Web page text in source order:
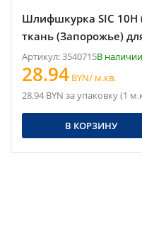
Шлифшкурка SIC 10H
ткань (Запорожье)
Артикул: 3540715В наличии
28.94 BYN/ м.кв.
28.94 BYN за упаковку (1
В КОРЗИНУ